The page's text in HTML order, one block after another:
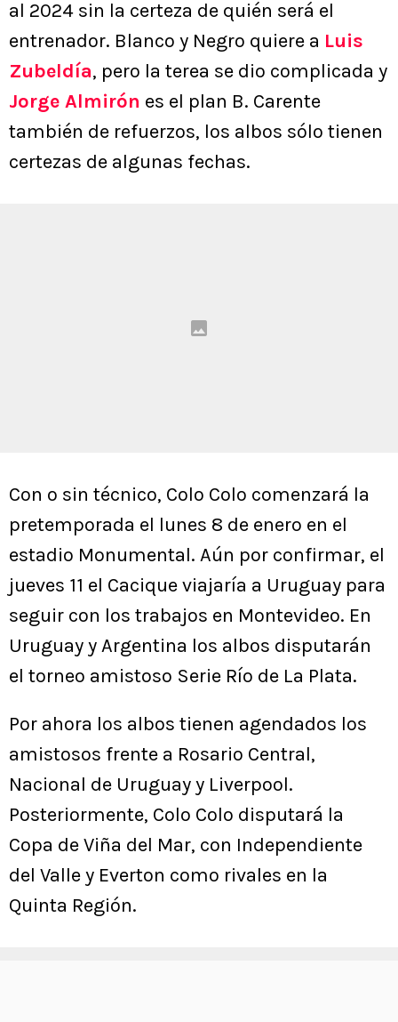
al 2024 sin la certeza de quién será el
entrenador. Blanco y Negro quiere a Luis
Zubeldía, pero la terea se dio complicada y
Jorge Almirón es el plan B. Carente
también de refuerzos, los albos sólo tienen
certezas de algunas fechas.
Con o sin técnico, Colo Colo comenzará la
pretemporada el lunes 8 de enero en el
estadio Monumental. Aún por confirmar, el
jueves 11 el Cacique viajaría a Uruguay para
seguir con los trabajos en Montevideo. En
Uruguay y Argentina los albos disputarán
el torneo amistoso Serie Río de La Plata.
Por ahora los albos tienen agendados los
amistosos frente a Rosario Central,
Nacional de Uruguay y Liverpool.
Posteriormente, Colo Colo disputará la
Copa de Viña del Mar, con Independiente
del Valle y Everton como rivales en la
Quinta Región.